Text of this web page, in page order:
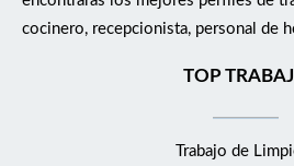
cocinero, recepcionista, personal de
TOP
Trabajo de